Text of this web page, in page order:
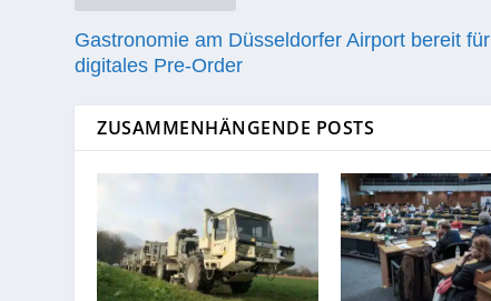
Gastronomie am Düsseldorfer Airport bereit für
digitales Pre-Order
ZUSAMMENHÄNGENDE POSTS